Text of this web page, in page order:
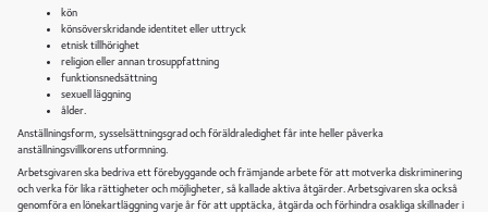
kön
könsöverskridande identitet eller uttryck
etnisk tillhörighet
religion eller annan trosuppfattning
funktionsnedsättning
sexuell läggning
ålder.
Anställningsform, sysselsättningsgrad och föräldraledighet får inte heller påverka
anställningsvillkorens utformning.
Arbetsgivaren ska bedriva ett förebyggande och främjande arbete för att motverka diskriminering
och verka för lika rättigheter och möjligheter, så kallade aktiva åtgärder. Arbetsgivaren ska också
genomföra en lönekartläggning varje år för att upptäcka, åtgärda och förhindra osakliga skillnader i